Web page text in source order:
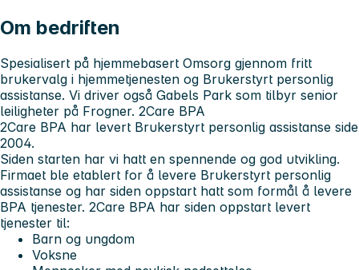
Om bedriften
Spesialisert på hjemmebasert Omsorg gjennom fritt
brukervalg i hjemmetjenesten og Brukerstyrt personlig
assistanse. Vi driver også Gabels Park som tilbyr senior
leiligheter på Frogner. 2Care BPA
2Care BPA har levert Brukerstyrt personlig assistanse side
2004.
Siden starten har vi hatt en spennende og god utvikling.
Firmaet ble etablert for å levere Brukerstyrt personlig
assistanse og har siden oppstart hatt som formål å levere
BPA tjenester. 2Care BPA har siden oppstart levert
tjenester til:
Barn og ungdom
Voksne